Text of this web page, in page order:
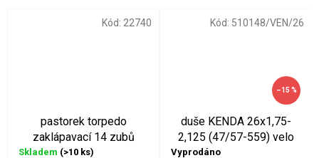
pastorek torpedo
zaklápavací 14 zubů
Skladem (>10 ks)
Kód: 22740
–15 %
duše KENDA 26x1,75-
2,125 (47/57-559) velo
Vyprodáno
Kód: 510148/VEN/26